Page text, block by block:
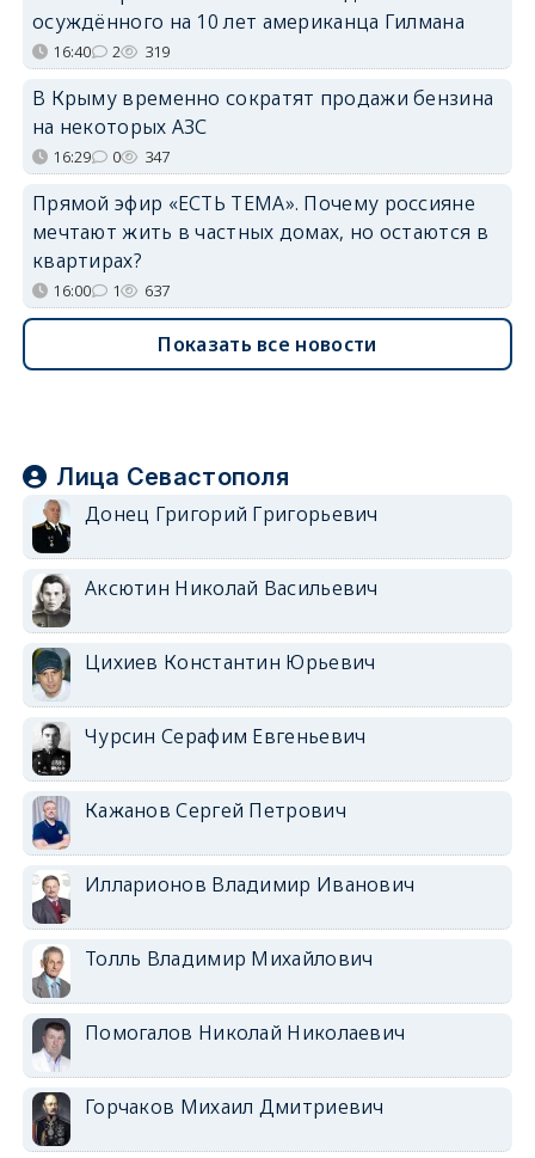
осуждённого на 10 лет американца Гилмана
16:40 2 319
В Крыму временно сократят продажи бензина
на некоторых АЗС
16:29 0 347
Прямой эфир «ЕСТЬ ТЕМА». Почему россияне
мечтают жить в частных домах, но остаются в
квартирах?
16:00 1 637
Показать все новости
Лица Севастополя
Донец Григорий Григорьевич
Аксютин Николай Васильевич
Цихиев Константин Юрьевич
Чурсин Серафим Евгеньевич
Кажанов Сергей Петрович
Илларионов Владимир Иванович
Толль Владимир Михайлович
Помогалов Николай Николаевич
Горчаков Михаил Дмитриевич